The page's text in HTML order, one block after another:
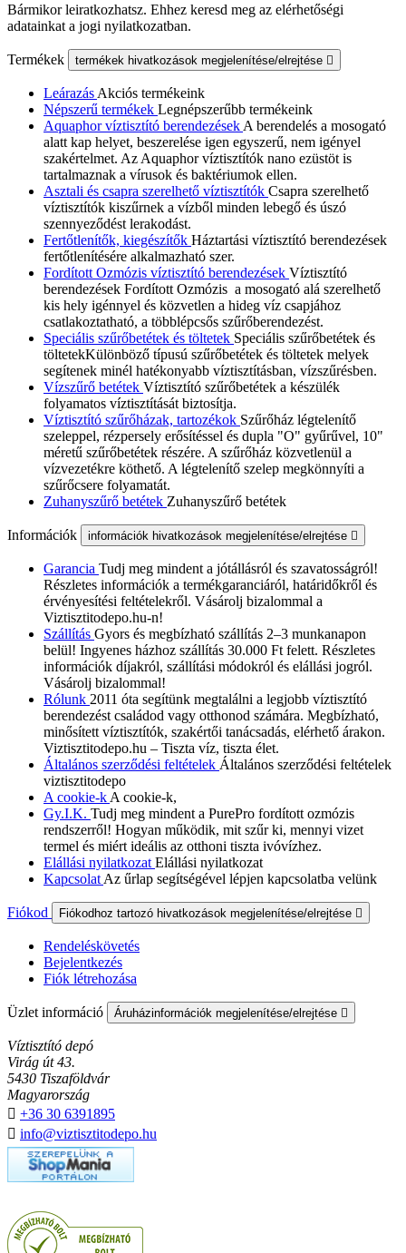
Bármikor leiratkozhatsz. Ehhez keresd meg az elérhetőségi
adatainkat a jogi nyilatkozatban.
Termékek termékek hivatkozások megjelenítése/elrejtése 
Leárazás Akciós termékeink
Népszerű termékek Legnépszerűbb termékeink
Aquaphor víztisztító berendezések A berendelés a mosogató
alatt kap helyet, beszerelése igen egyszerű, nem igényel
szakértelmet. Az Aquaphor víztisztítók nano ezüstöt is
tartalmaznak a vírusok és baktériumok ellen.
Asztali és csapra szerelhető víztisztítók Csapra szerelhető
víztisztítók kiszűrnek a vízből minden lebegő és úszó
szennyeződést lerakodást.
Fertőtlenítők, kiegészítők Háztartási víztisztító berendezések
fertőtlenítésére alkalmazható szer.
Fordított Ozmózis víztisztító berendezések Víztisztító
berendezések Fordított Ozmózis a mosogató alá szerelhető
kis hely igénnyel és közvetlen a hideg víz csapjához
csatlakoztatható, a többlépcsős szűrőberendezést.
Speciális szűrőbetétek és töltetek Speciális szűrőbetétek és
töltetekKülönböző típusú szűrőbetétek és töltetek melyek
segítenek minél hatékonyabb víztisztításban, vízszűrésben.
Vízszűrő betétek Víztisztító szűrőbetétek a készülék
folyamatos víztisztítását biztosítja.
Víztisztító szűrőházak, tartozékok Szűrőház légtelenítő
szeleppel, rézpersely erősítéssel és dupla "O" gyűrűvel, 10"
méretű szűrőbetétek részére. A szűrőház közvetlenül a
vízvezetékre köthető. A légtelenítő szelep megkönnyíti a
szűrőcsere folyamatát.
Zuhanyszűrő betétek Zuhanyszűrő betétek
Információk információk hivatkozások megjelenítése/elrejtése 
Garancia Tudj meg mindent a jótállásról és szavatosságról!
Részletes információk a termékgaranciáról, határidőkről és
érvényesítési feltételekről. Vásárolj bizalommal a
Viztisztitodepo.hu-n!
Szállítás Gyors és megbízható szállítás 2–3 munkanapon
belül! Ingyenes házhoz szállítás 30.000 Ft felett. Részletes
információk díjakról, szállítási módokról és elállási jogról.
Vásárolj bizalommal!
Rólunk 2011 óta segítünk megtalálni a legjobb víztisztító
berendezést családod vagy otthonod számára. Megbízható,
minősített víztisztítók, szakértői tanácsadás, elérhető árakon.
Viztisztitodepo.hu – Tiszta víz, tiszta élet.
Általános szerződési feltételek Általános szerződési feltételek
viztisztitodepo
A cookie-k A cookie-k,
Gy.I.K. Tudj meg mindent a PurePro fordított ozmózis
rendszerről! Hogyan működik, mit szűr ki, mennyi vizet
termel és miért ideális az otthoni tiszta ivóvízhez.
Elállási nyilatkozat Elállási nyilatkozat
Kapcsolat Az űrlap segítségével lépjen kapcsolatba velünk
Fiókod Fiókodhoz tartozó hivatkozások megjelenítése/elrejtése 
Rendeléskövetés
Bejelentkezés
Fiók létrehozása
Üzlet információ Áruházinformációk megjelenítése/elrejtése 
Víztisztító depó
Virág út 43.
5430 Tiszaföldvár
Magyarország
 +36 30 6391895
 info@viztisztitodepo.hu